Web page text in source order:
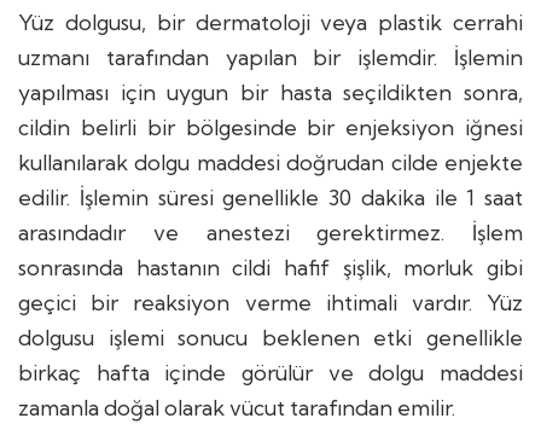
Yüz dolgusu, bir dermatoloji veya plastik cerrahi
uzmanı tarafından yapılan bir işlemdir. İşlemin
yapılması için uygun bir hasta seçildikten sonra,
cildin belirli bir bölgesinde bir enjeksiyon iğnesi
kullanılarak dolgu maddesi doğrudan cilde enjekte
edilir. İşlemin süresi genellikle 30 dakika ile 1 saat
arasındadır ve anestezi gerektirmez. İşlem
sonrasında hastanın cildi hafif şişlik, morluk gibi
geçici bir reaksiyon verme ihtimali vardır. Yüz
dolgusu işlemi sonucu beklenen etki genellikle
birkaç hafta içinde görülür ve dolgu maddesi
zamanla doğal olarak vücut tarafından emilir.